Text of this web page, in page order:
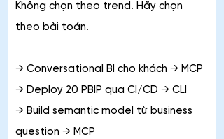
Không chọn theo trend. Hãy chọn
theo bài toán.
→ Conversational BI cho khách → MCP
→ Deploy 20 PBIP qua CI/CD → CLI
→ Build semantic model từ business
question → MCP